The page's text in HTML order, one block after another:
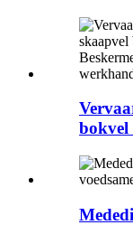
bokvel